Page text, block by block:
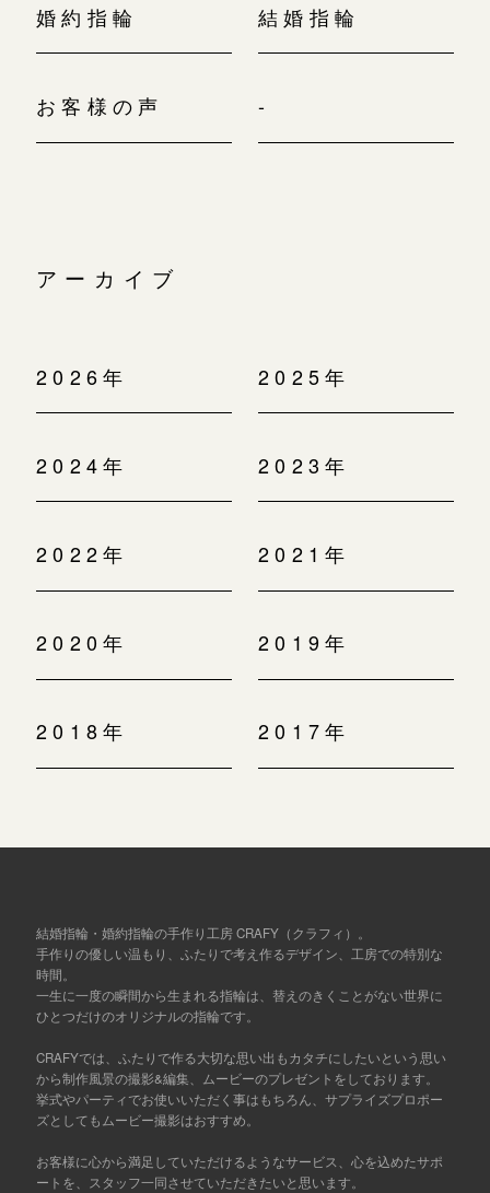
婚約指輪 結婚指輪
お客様の声 -
アーカイブ
2026年 2025年
2024年 2023年
2022年 2021年
2020年 2019年
2018年 2017年
結婚指輪・婚約指輪の手作り工房 CRAFY（クラフィ）。
手作りの優しい温もり、ふたりで考え作るデザイン、工房での特別な
時間。
一生に一度の瞬間から生まれる指輪は、替えのきくことがない世界に
ひとつだけのオリジナルの指輪です。
CRAFYでは、ふたりで作る大切な思い出もカタチにしたいという思い
から制作風景の撮影&編集、ムービーのプレゼントをしております。
挙式やパーティでお使いいただく事はもちろん、サプライズプロポー
ズとしてもムービー撮影はおすすめ。
お客様に心から満足していただけるようなサービス、心を込めたサポ
ートを、スタッフ一同させていただきたいと思います。